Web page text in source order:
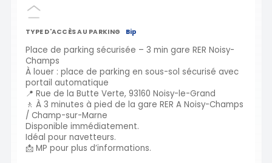
TYPE D'ACCÈS AU PARKING Bip
Place de parking sécurisée – 3 min gare RER Noisy-
Champs
À louer : place de parking en sous-sol sécurisé avec
portail automatique
📍 Rue de la Butte Verte, 93160 Noisy-le-Grand
🚶 À 3 minutes à pied de la gare RER A Noisy-Champs
/ Champ-sur-Marne
Disponible immédiatement.
Idéal pour navetteurs.
📩 MP pour plus d’informations.